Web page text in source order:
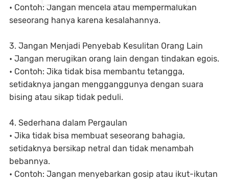
• Contoh: Jangan mencela atau mempermalukan
seseorang hanya karena kesalahannya.
3. Jangan Menjadi Penyebab Kesulitan Orang Lain
• Jangan merugikan orang lain dengan tindakan egois.
• Contoh: Jika tidak bisa membantu tetangga,
setidaknya jangan mengganggunya dengan suara
bising atau sikap tidak peduli.
4. Sederhana dalam Pergaulan
• Jika tidak bisa membuat seseorang bahagia,
setidaknya bersikap netral dan tidak menambah
bebannya.
• Contoh: Jangan menyebarkan gosip atau ikut-ikutan